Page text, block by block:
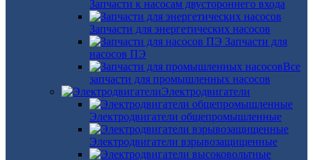
Запчасти к насосам двустороннего входа
Запчасти для энергетических насосов
Запчасти для
насосов ПЭ
Все
запчасти для промышленных насосов
Электродвигатели
Электродвигатели общепромышленные
Электродвигатели взрывозащищенные